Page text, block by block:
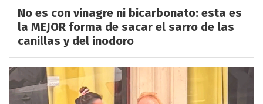
No es con vinagre ni bicarbonato: esta es
la MEJOR forma de sacar el sarro de las
canillas y del inodoro